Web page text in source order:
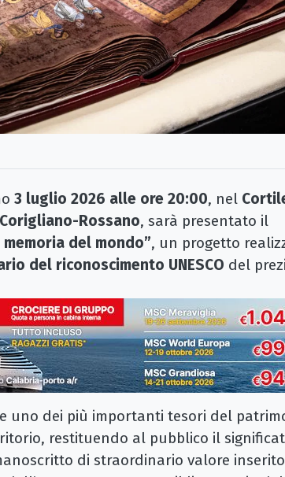
3 luglio 2026 alle ore 20:00, nel
Corigliano-Rossano, sarà presentato il
del mondo”, un progetto
del riconoscimento UNESCO del
uno dei più importanti tesori del
restituendo al pubblico il
di straordinario valore